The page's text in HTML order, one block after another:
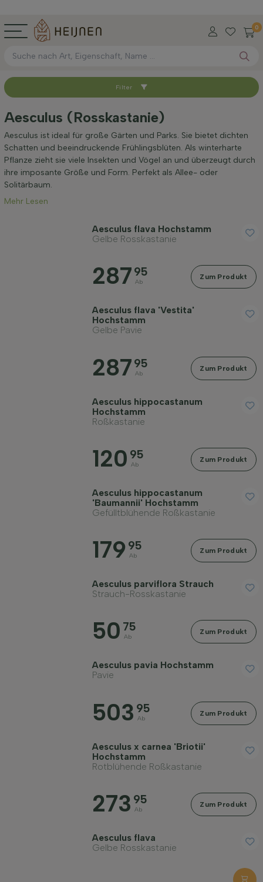
0
Sortieren nach
Verfügbar
Wurzel-Typ
Höhe bei Lieferung (cm)
Umfang des Stamms (cm)
Widerstandsfähigkeit
Erwachsene Höhe in Metern
Filter
Aesculus (Rosskastanie)
Aesculus ist ideal für große Gärten und Parks. Sie bietet dichten
Schatten und beeindruckende Frühlingsblüten. Als winterharte
Pflanze zieht sie viele Insekten und Vögel an und überzeugt durch
ihre imposante Größe und Form. Perfekt als Allee- oder
Solitärbaum.
Mehr Lesen
Aesculus flava Hochstamm
Gelbe Rosskastanie
287 95
Ab
Zum Produkt
Aesculus flava 'Vestita'
Hochstamm
Gelbe Pavie
287 95
Ab
Zum Produkt
Aesculus hippocastanum
Hochstamm
Roßkastanie
120 95
Ab
Zum Produkt
Aesculus hippocastanum
'Baumannii' Hochstamm
Gefülltblühende Roßkastanie
179 95
Ab
Zum Produkt
Aesculus parviflora Strauch
Strauch-Rosskastanie
50 75
Ab
Zum Produkt
Aesculus pavia Hochstamm
Pavie
503 95
Ab
Zum Produkt
Aesculus x carnea 'Briotii'
Hochstamm
Rotblühende Roßkastanie
273 95
Ab
Zum Produkt
Aesculus flava
Gelbe Rosskastanie